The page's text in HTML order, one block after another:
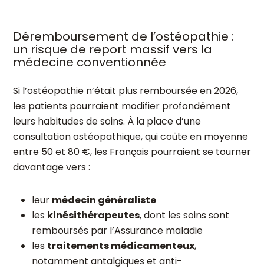
Déremboursement de l’ostéopathie :
un risque de report massif vers la
médecine conventionnée
Si l’ostéopathie n’était plus remboursée en 2026,
les patients pourraient modifier profondément
leurs habitudes de soins. À la place d’une
consultation ostéopathique, qui coûte en moyenne
entre 50 et 80 €, les Français pourraient se tourner
davantage vers :
leur médecin généraliste
les kinésithérapeutes, dont les soins sont
remboursés par l’Assurance maladie
les traitements médicamenteux,
notamment antalgiques et anti-